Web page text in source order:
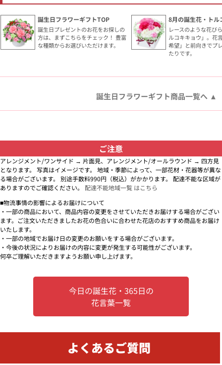
誕生日フラワーギフトTOP
誕生日プレゼントのお花をお探しの
方は、まずこちらをチェック！ 豊富
な種類からお選びいただけます。
8月の誕生花・トル
レースのような花び
ルコキキョウ」。花
希望」と前向きでプ
たりです。
誕生日フラワーギフト商品一覧へ
ご注意
アレンジメント/ワンサイド → 片面見、アレンジメント/オールラウンド → 四方見
となります。 写真はイメージです。 地域・季節によって、一部花材・花器等が異な
る場合がございます。 別途手数料990円（税込）がかかります。 配達不能な区域が
ありますのでご確認ください。 配達不能地域一覧 はこちら
■物流事情の影響によるお届けについて
・一部の商品において、商品内容の変更をさせていただきお届けする場合がござい
ます。ご注文いただきましたお花の色合いに合わせた花店のおすすめ商品をお届け
いたします。
・一部の地域でお届け日の変更のお願いをする場合がございます。
・今後の状況によりお届けの内容に変更が発生する可能性がございます。
何卒ご理解いただきますようお願い申し上げます。
今日の誕生花・365日の
花言葉一覧
よくあるご質問